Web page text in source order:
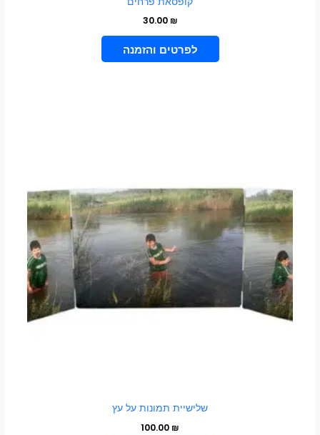
30.00 ₪
בחר אפשרויות
שלישיית תמונות על עץ
100.00 ₪